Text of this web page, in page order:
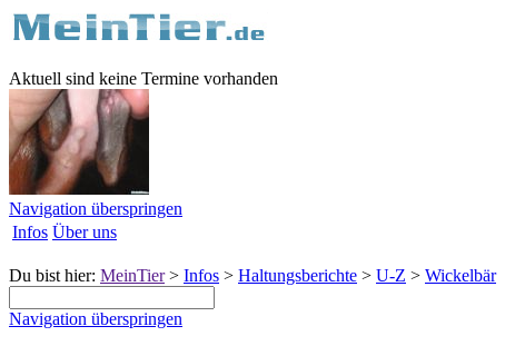
Aktuell sind keine Termine vorhanden
Navigation überspringen
Infos Über uns
Du bist hier: MeinTier> Infos > Haltungsberichte > U-Z > Wickelbär
Navigation überspringen